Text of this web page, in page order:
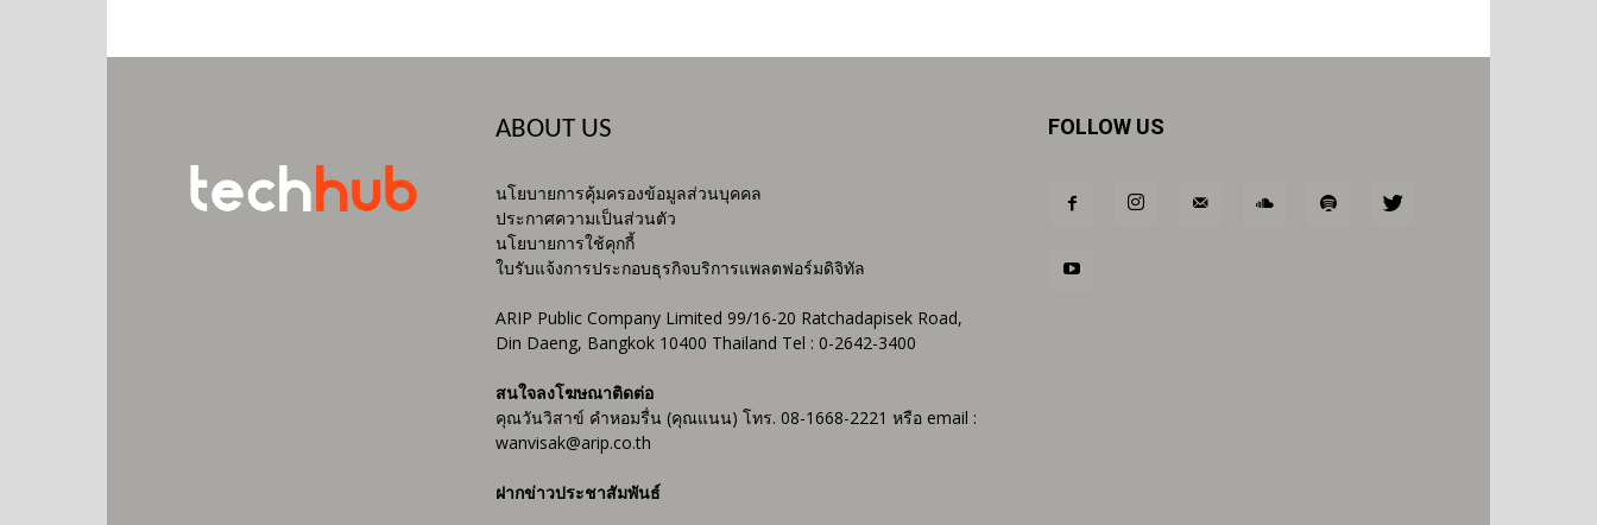
ABOUT US
นโยบายการคุ้มครองข้อมูลส่วนบุคคล
ประกาศความเป็นส่วนตัว
นโยบายการใช้คุกกี้
ใบรับแจ้งการประกอบธุรกิจบริการแพลตฟอร์มดิจิทัล
ARIP Public Company Limited 99/16-20 Ratchadapisek Road,
Din Daeng, Bangkok 10400 Thailand Tel : 0-2642-3400
สนใจลงโฆษณาติดต่อ
คุณวันวิสาข์ คำหอมรื่น (คุณแนน) โทร. 08-1668-2221 หรือ email :
wanvisak@arip.co.th
ฝากข่าวประชาสัมพันธ์
FOLLOW US